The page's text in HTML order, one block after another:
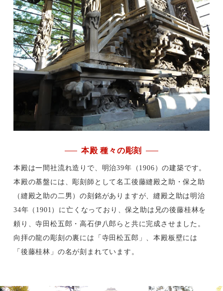
本殿 種々の彫刻
本殿は一間社流れ造りで、明治39年（1906）の建築です。
本殿の基盤には、彫刻師として名工後藤縫殿之助・保之助
（縫殿之助の二男）の刻銘がありますが、縫殿之助は明治
34年（1901）に亡くなっており、保之助は兄の後藤桂林を
頼り、寺田松五郎・高石伊八郎らと共に完成させました。
向拝の龍の彫刻の裏には「寺田松五郎」、本殿板壁には
「後藤桂林」の名が刻まれています。